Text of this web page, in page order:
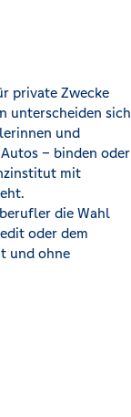
private Zwecke
unterscheiden sich
und
– binden oder
mit
die Wahl
oder dem
und ohne